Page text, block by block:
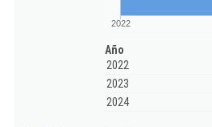
2022
Año
2022
2023
2024